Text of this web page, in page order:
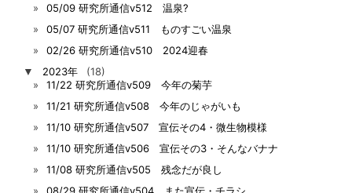
05/09 研究所通信v512 温泉?
05/07 研究所通信v511 ものすごい温泉
02/26 研究所通信v510 2024迎春
▼
2023年
(18)
11/22 研究所通信v509 今年の菊芋
11/21 研究所通信v508 今年のじゃがいも
11/10 研究所通信v507 宣伝その4・微生物模様
11/10 研究所通信v506 宣伝その3・そんなバナナ
11/08 研究所通信v505 残念だが良し